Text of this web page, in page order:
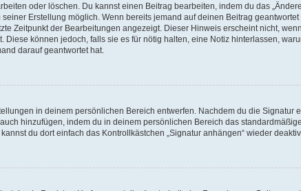
oder löschen. Du kannst einen Beitrag bearbeiten, indem du das
Erstellung möglich. Wenn bereits jemand auf deinen Beitrag
Zeitpunkt der Bearbeitungen angezeigt. Dieser Hinweis erscheint nicht,
können jedoch, falls sie es für nötig halten, eine Notiz hinterlassen,
darauf geantwortet hat.
in deinem persönlichen Bereich entwerfen. Nachdem du die Signatur
hinzufügen, indem du in deinem persönlichen Bereich das
du dort einfach das Kontrollkästchen „Signatur anhängen“ wieder